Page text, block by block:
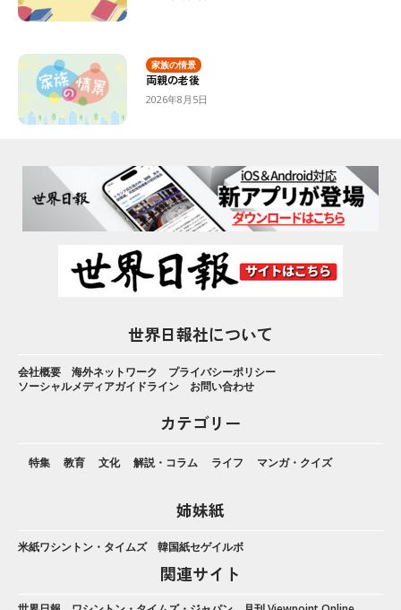
家族の情景
両親の老後
2026年8月5日
世界日報社について
会社概要 海外ネットワーク
プライバシーポリシー
ソーシャルメディアガイドライン
お問い合わせ
カテゴリー
特集 教育 文化 解説・コラム ライフ マンガ・クイズ
姉妹紙
米紙ワシントン・タイムズ 韓国紙セゲイルボ
関連サイト